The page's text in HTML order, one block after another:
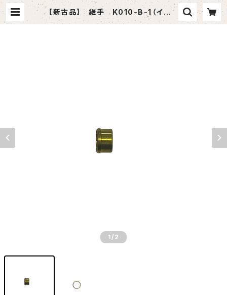
【新古品】 継手 K010-B-1（イハラ
サイエンス）10個入りセット | tomas
1 /2